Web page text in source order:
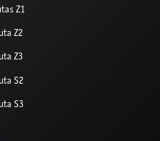
Z1
Z2
Z3
S2
S3